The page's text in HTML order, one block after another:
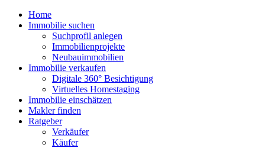
Home
Immobilie suchen
Suchprofil anlegen
Immobilienprojekte
Neubauimmobilien
Immobilie verkaufen
Digitale 360° Besichtigung
Virtuelles Homestaging
Immobilie einschätzen
Makler finden
Ratgeber
Verkäufer
Käufer